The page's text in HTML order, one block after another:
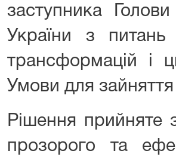
заступника Голови
України з
трансформацій і
Умови для зайняття
Рішення прийняте
прозорого та